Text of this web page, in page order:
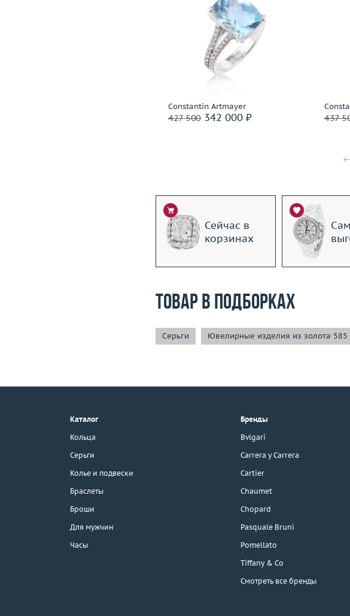
г. Москва, Тихвинский пер., д. 7,
3D-тур по шоуруму
Constantin Artmayer
427 500342 000 ₽
Материал
золото 585 пробы
Подробнее
437
Сейчас в
корзинах
Товар в подборках
Серьги Ювелирные изделия из золота
Каталог
Кольца
Серьги
Колье и подвески
Браслеты
Броши
Для мужчин
Часы
Бренды
Bvlgari
Carrera y Carrera
Cartier
Chaumet
Chopard
Pasquale Bruni
Pomellato
Tiffany & Co
Смотреть все бренды